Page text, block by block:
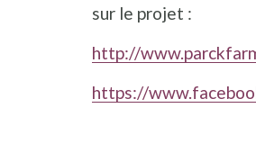
sur le projet :
http://
https://